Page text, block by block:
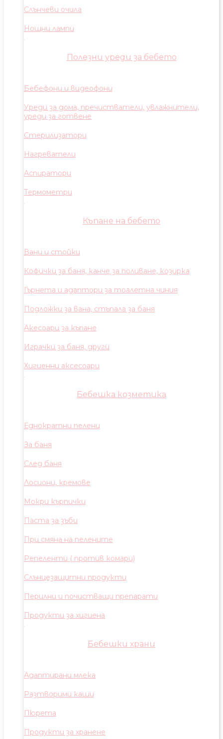
Слънчеви очила
Нощни лампи
Полезни уреди за бебето
Бебефони и видеофони
Уреди за дома, пречистватели, увлажнители,
уреди за готвене
Стерилизатори
Нагреватели
Аспиратори
Термометри
Къпане на бебето
Вани и стойки
Кофички за баня, канче за поливане, козирка
Гърнета и адаптори за тоалетна чиния
Подложки за вана, стъпала за баня
Акесоари за къпане
Играчки за баня, други
Хигиенни аксесоари
Бебешка козметика
Еднократни пелени
За баня
След баня
Лосиони, кремове
Мокри кърпички
Паста за зъби
При смяна на пелените
Репеленти ( против комари)
Слънцезащитни продукти
Перилни и почистващи препарати
Продукти за хигиена
Бебешки храни
Адаптирани млека
Разтворими каши
Пюрета
Продукти за хранене